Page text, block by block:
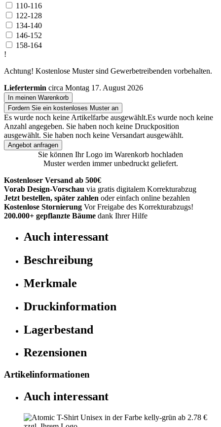
110-116
122-128
134-140
146-152
158-164
!
Achtung! Kostenlose Muster sind Gewerbetreibenden vorbehalten.
Liefertermin circa Montag 17. August 2026
In meinen Warenkorb
Fordern Sie ein kostenloses Muster an
Es wurde noch keine Artikelfarbe ausgewählt.Es wurde noch keine
Anzahl angegeben. Sie haben noch keine Druckposition
ausgewählt. Sie haben noch keine Versandart ausgewählt.
Angebot anfragen
Sie können Ihr Logo im Warenkorb hochladen
Muster werden immer unbedruckt geliefert.
Kostenloser Versand ab 500€
Vorab Design-Vorschau via gratis digitalem Korrekturabzug
Jetzt bestellen, später zahlen oder einfach online bezahlen
Kostenlose Stornierung Vor Freigabe des Korrekturabzugs!
200.000+ gepflanzte Bäume dank Ihrer Hilfe
Auch interessant
Beschreibung
Merkmale
Druckinformation
Lagerbestand
Rezensionen
Artikelinformationen
Auch interessant